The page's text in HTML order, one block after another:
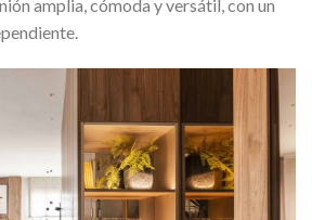
amplia, cómoda y versátil, con un